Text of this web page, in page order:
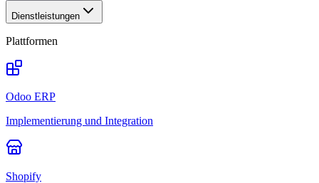
Dienstleistungen
Plattformen
Odoo ERP
Implementierung und Integration
Shopify